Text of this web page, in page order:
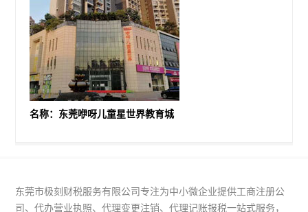
名称：东莞咿呀儿童星世界教育城
东莞市极刻财税服务有限公司专注为中小微企业提供工商注册公
司、代办营业执照、代理变更注销、代理记账报税一站式服务，